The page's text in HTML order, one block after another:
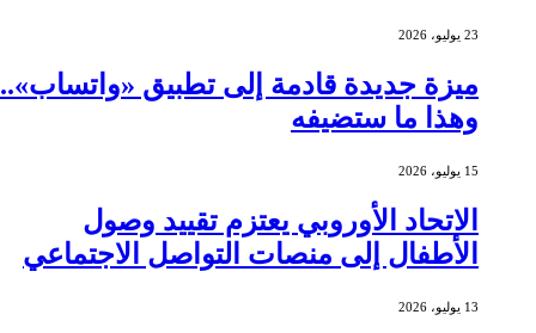
23 يوليو، 2026
ميزة جديدة قادمة إلى تطبيق «واتساب»..
وهذا ما ستضيفه
15 يوليو، 2026
الاتحاد الأوروبي يعتزم تقييد وصول
الأطفال إلى منصات التواصل الاجتماعي
13 يوليو، 2026